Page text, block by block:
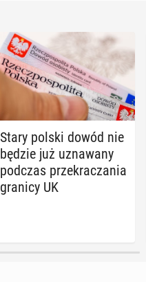
Stary polski dowód nie
będzie już uzna­wa­ny
podczas prze­kra­cza­nia
granicy UK